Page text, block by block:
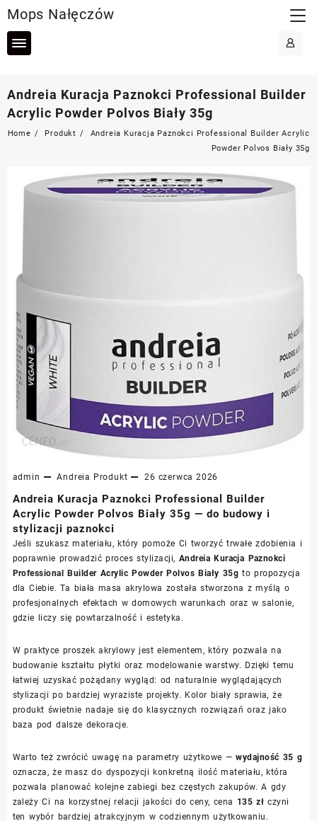
to
content
Mops Nałęczów
Andreia Kuracja Paznokci Professional Builder
Acrylic Powder Polvos Biały 35g
Home Produkt
Andreia Kuracja Paznokci Professional Builder Acrylic
Powder Polvos Biały 35g
admin Andreia Produkt 26 czerwca 2026
Andreia Kuracja Paznokci Professional Builder
Acrylic Powder Polvos Biały 35g — do budowy i
stylizacji paznokci
Jeśli szukasz materiału, który pomoże Ci tworzyć trwałe zdobienia i
poprawnie prowadzić proces stylizacji, Andreia Kuracja Paznokci
Professional Builder Acrylic Powder Polvos Biały 35g to propozycja
dla Ciebie. Ta biała masa akrylowa została stworzona z myślą o
profesjonalnych efektach w domowych warunkach oraz w salonie,
gdzie liczy się powtarzalność i estetyka.
W praktyce proszek akrylowy jest elementem, który pozwala na
budowanie kształtu płytki oraz modelowanie warstwy. Dzięki temu
łatwiej uzyskać pożądany wygląd: od naturalnie wyglądających
stylizacji po bardziej wyraziste projekty. Kolor biały sprawia, że
produkt świetnie nadaje się do klasycznych rozwiązań oraz jako
baza pod dalsze dekoracje.
Warto też zwrócić uwagę na parametry użytkowe —wydajność 35 g
oznacza, że masz do dyspozycji konkretną ilość materiału, która
pozwala planować kolejne zabiegi bez częstych zakupów. A gdy
zależy Ci na korzystnej relacji jakości do ceny, cena 135 zł czyni
ten wybór bardziej atrakcyjnym w codziennym użytkowaniu.